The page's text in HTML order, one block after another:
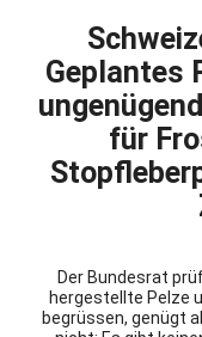
Geplantes
für
Der Bundesrat
hergestellte Pelze
begrüssen, genügt